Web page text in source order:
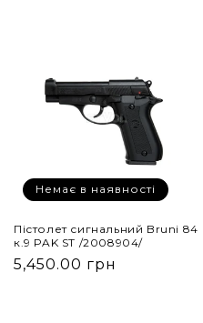
Немає в наявності
Пістолет сигнальний Bruni 84
к.9 PAK ST /2008904/
5,450.00 грн